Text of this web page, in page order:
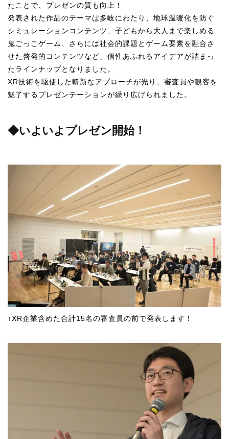
たことで、プレゼンの質も向上！
発表された作品のテーマは多岐にわたり、地球温暖化を防ぐ
シミュレーションコンテンツ、子どもから大人まで楽しめる
鬼ごっこゲーム、さらには社会的課題とゲーム要素を融合さ
せた啓発的コンテンツなど、個性あふれるアイデアが詰まっ
たラインナップとなりました。
XR技術を駆使した斬新なアプローチが光り、審査員や観客を
魅了するプレゼンテーションが繰り広げられました。
◆いよいよプレゼン開始！
↑XR企業含めた合計15名の審査員の前で発表します！